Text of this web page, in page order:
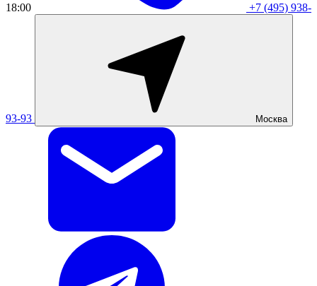
18:00 +7 (495) 938-
93-93 Москва